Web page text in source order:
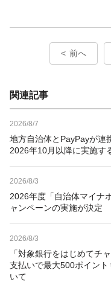
前へ
関連記事
2026/8/7
地方自治体とPayPayが連
2026年10月以降に実施す
2026/8/3
2026年度「自治体マイナ
ャンペーンの実施が決定
2026/8/3
「対象銀行をはじめてチ
支払いで最大500ポイン
いて